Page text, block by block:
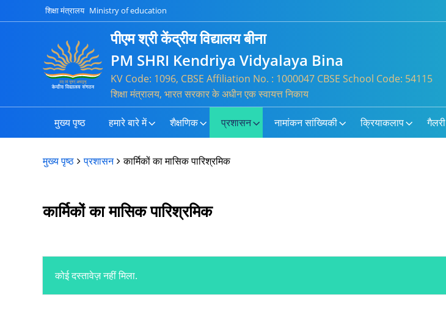
शिक्षा मंत्रालय Ministry of education
पीएम श्री केंद्रीय विद्यालय बीना
PM SHRI Kendriya Vidyalaya Bina
KV Code: 1096, CBSE Affiliation No. : 1000047 CBSE School Code: 54115
शिक्षा मंत्रालय, भारत सरकार के अधीन एक स्वायत्त निकाय
मुख्य पृष्ठ हमारे बारे में शैक्षणिक प्रशासन नामांकन सांख्यिकी क्रियाकलाप गैलरी
मुख्य पृष्ठ प्रशासन कार्मिकों का मासिक पारिश्रमिक
कार्मिकों का मासिक पारिश्रमिक
कोई दस्तावेज़ नहीं मिला.